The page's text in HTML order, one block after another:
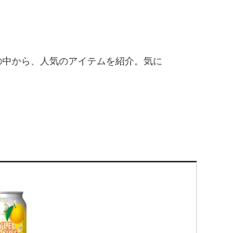
から、人気のアイテムを紹介。気に